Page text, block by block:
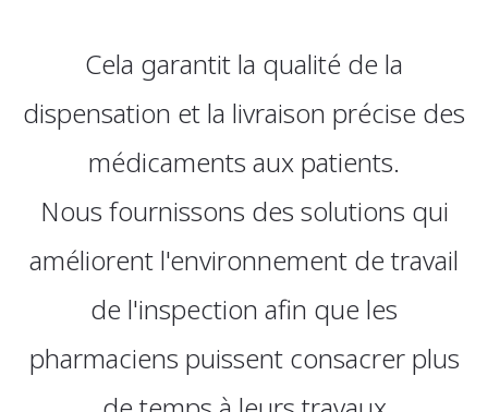
Cela garantit la qualité de la
dispensation et la livraison précise des
médicaments aux patients.
Nous fournissons des solutions qui
améliorent l'environnement de travail
de l'inspection afin que les
pharmaciens puissent consacrer plus